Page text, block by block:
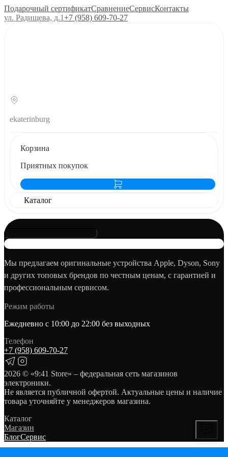
Подарочный сертификатСравнениеСервисКонтакты
ул. Радищева, д.1+7 (958) 609‑70‑27
ekaterinburg
Корзина
Приятных покупок
Каталог
Мы предлагаем оригинальные устройства Apple, Dyson, Sony
и других топовых брендов по честным ценам, с гарантией и
профессиональным сервисом.
Режим работы
Ежедневно с 10:00 до 22:00 без выходных
Телефон
+7 (958) 609‑70‑27
2026 © «9:41 Store» – федеральная сеть магазинов
электроники.
Не является публичной офертой. Актуальные цены и наличие
товара уточняйте у менеджеров магазина.
Каталог
Магазин
БлогСервис